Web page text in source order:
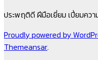
ประพฤติดี ฝีมือเยี่ยม เปี่ยมคว
Proudly powered by
Themeansar.